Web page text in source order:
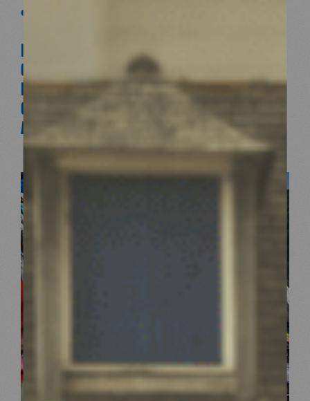
celle
PROTÉGER L’ENVIRONNEMENT, PROTÉGER
CELLES ET CEUX QUI VIVENT ET TRAVAILLENT
DANS DES ENVIRONNEMENTS DANGEREUX,
C’EST PRÉSERVER NOTRE SANTÉ ICI COMME
AILLEURS.